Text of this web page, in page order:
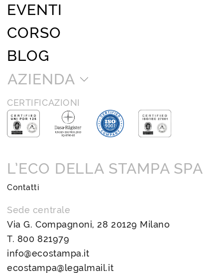
EVENTI
CORSO
BLOG
AZIENDA
CERTIFICAZIONI
L’ECO DELLA STAMPA SPA
Contatti
Sede centrale
Via G. Compagnoni, 28 20129 Milano
T. 800 821979
info@ecostampa.it
ecostampa@legalmail.it